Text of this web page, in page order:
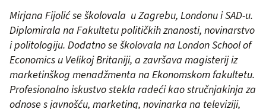
Mirjana Fijolić se školovala u Zagrebu, Londonu i SAD-u.
Diplomirala na Fakultetu političkih znanosti, novinarstvo
i politologiju. Dodatno se školovala na London School of
Economics u Velikoj Britaniji, a završava magisterij iz
marketinškog menadžmenta na Ekonomskom fakultetu.
Profesionalno iskustvo stekla radeći kao stručnjakinja za
odnose s javnošću, marketing, novinarka na televiziji,